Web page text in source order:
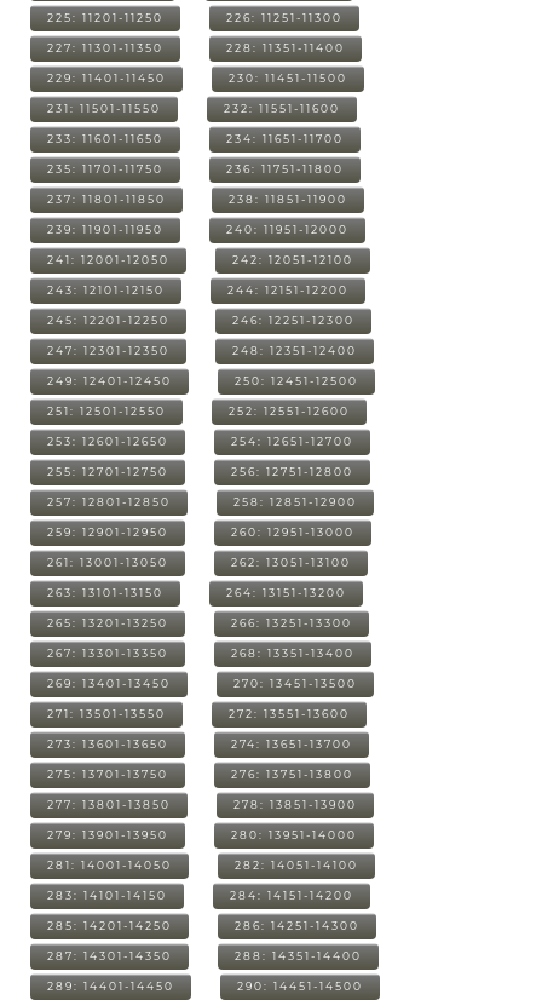
225: 11201-11250 226: 11251-11300
227: 11301-11350 228: 11351-11400
229: 11401-11450 230: 11451-11500
231: 11501-11550 232: 11551-11600
233: 11601-11650 234: 11651-11700
235: 11701-11750 236: 11751-11800
237: 11801-11850 238: 11851-11900
239: 11901-11950 240: 11951-12000
241: 12001-12050 242: 12051-12100
243: 12101-12150 244: 12151-12200
245: 12201-12250 246: 12251-12300
247: 12301-12350 248: 12351-12400
249: 12401-12450 250: 12451-12500
251: 12501-12550 252: 12551-12600
253: 12601-12650 254: 12651-12700
255: 12701-12750 256: 12751-12800
257: 12801-12850 258: 12851-12900
259: 12901-12950 260: 12951-13000
261: 13001-13050 262: 13051-13100
263: 13101-13150 264: 13151-13200
265: 13201-13250 266: 13251-13300
267: 13301-13350 268: 13351-13400
269: 13401-13450 270: 13451-13500
271: 13501-13550 272: 13551-13600
273: 13601-13650 274: 13651-13700
275: 13701-13750 276: 13751-13800
277: 13801-13850 278: 13851-13900
279: 13901-13950 280: 13951-14000
281: 14001-14050 282: 14051-14100
283: 14101-14150 284: 14151-14200
285: 14201-14250 286: 14251-14300
287: 14301-14350 288: 14351-14400
289: 14401-14450 290: 14451-14500